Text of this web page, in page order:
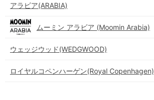
アラビア(ARABIA)
ムーミン アラビア (Moomin Arabia)
ウェッジウッド(WEDGWOOD)
ロイヤルコペンハーゲン(Royal Copenhagen)